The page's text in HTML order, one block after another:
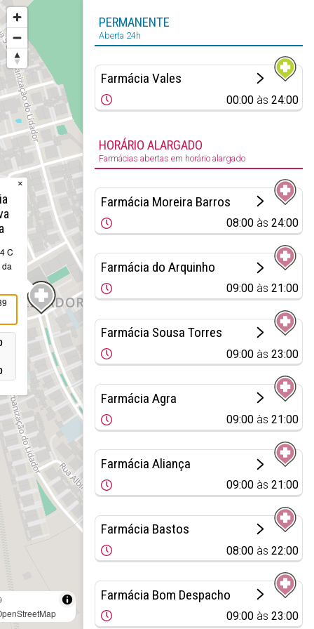
C
×
PERMANENTE
Aberta 24h
Farmácia Vales
00:00 às24:00
HORÁRIO ALARGADO
Farmácias abertas em horário alargado
Farmácia Moreira Barros
08:00 às24:00
Farmácia do Arquinho
09:00 às21:00
Farmácia Sousa Torres
09:00 às23:00
Farmácia Agra
09:00 às21:00
Farmácia Aliança
09:00 às21:00
Farmácia Bastos
08:00 às22:00
Farmácia Bom Despacho
09:00 às23:00